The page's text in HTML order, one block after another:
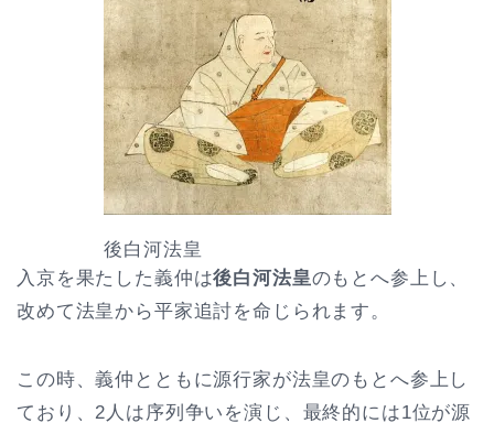
後白河法皇
入京を果たした義仲は後白河法皇のもとへ参上し、
改めて法皇から平家追討を命じられます。
この時、義仲とともに源行家が法皇のもとへ参上し
ており、2人は序列争いを演じ、最終的には1位が源